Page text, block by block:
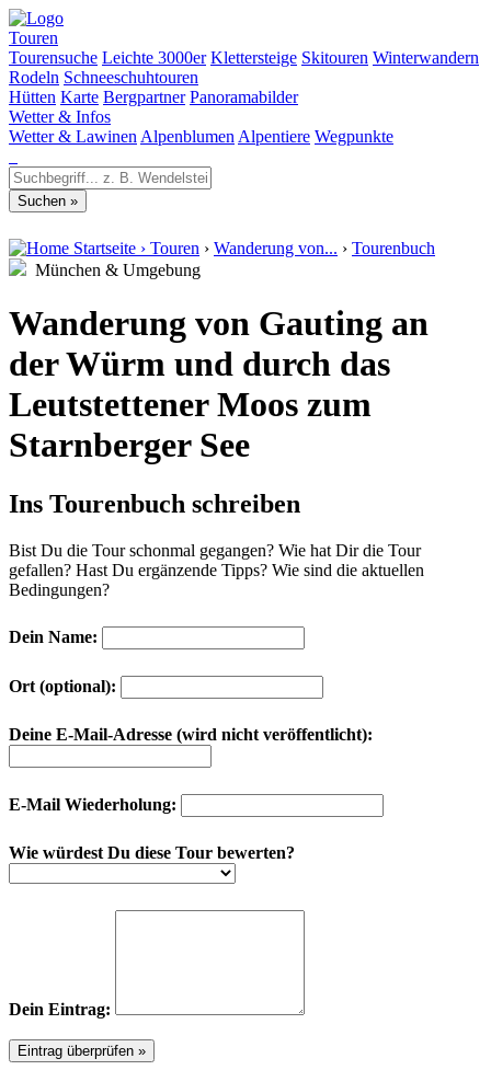
Touren
Tourensuche Leichte 3000er Klettersteige Skitouren Winterwandern
Rodeln Schneeschuhtouren
Hütten Karte Bergpartner Panoramabilder
Wetter & Infos
Wetter & Lawinen Alpenblumen Alpentiere Wegpunkte
Startseite › Touren › Wanderung von... › Tourenbuch
München & Umgebung
Wanderung von Gauting an
der Würm und durch das
Leutstettener Moos zum
Starnberger See
Ins Tourenbuch schreiben
Bist Du die Tour schonmal gegangen? Wie hat Dir die Tour
gefallen? Hast Du ergänzende Tipps? Wie sind die aktuellen
Bedingungen?
Dein Name:
Ort (optional):
Deine E-Mail-Adresse (wird nicht veröffentlicht):
E-Mail Wiederholung:
Wie würdest Du diese Tour bewerten?
Dein Eintrag: